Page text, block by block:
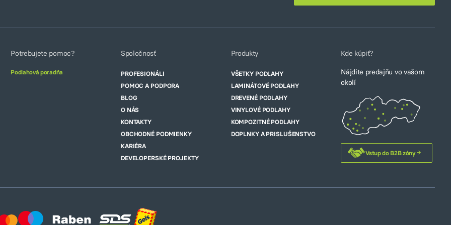
Potrebujete pomoc?
Podlahová poradňa
Spoločnosť
PROFESIONÁLI
POMOC A PODPORA
BLOG
O NÁS
KONTAKTY
OBCHODNÉ PODMIENKY
KARIÉRA
DEVELOPERSKÉ PROJEKTY
Produkty
VŠETKY PODLAHY
LAMINÁTOVÉ PODLAHY
DREVENÉ PODLAHY
VINYLOVÉ PODLAHY
KOMPOZITNÉ PODLAHY
DOPLNKY A PRISLUŠENSTVO
Kde kúpiť?
Nájdite predajňu vo vašom
okolí
Vstup do B2B zóny